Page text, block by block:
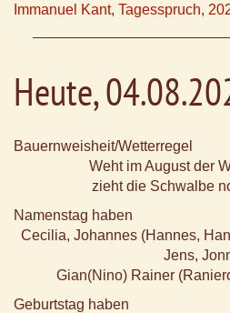
Immanuel Kant, Tagesspruch,
Heute,
Bauernweisheit/Wetterregel
Weht im August der
zieht die Schwalbe
Namenstag haben
Cecilia, Johannes (Hannes,
Jens,
Gian(Nino) Rainer
Geburtstag haben